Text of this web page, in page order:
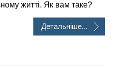
житті. Як вам таке?
Детальніше...